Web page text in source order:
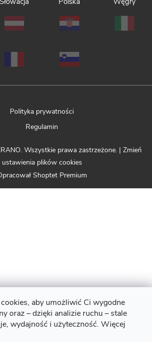
aby umożliwić Ci wygodne
oraz – dzięki analizie ruchu – stale
wydajność i użyteczność. Więcej
Polityka prywatności
Regulamin
Shoptet Premium
. Wszystkie prawa zastrzeżone. | Zmień
ustawienia plików cookies